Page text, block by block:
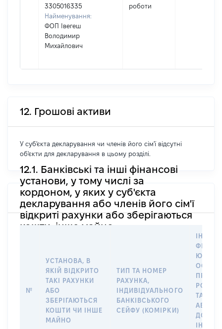
3305016335
Найменування:
ФОП Івегеш
Володимир
Михайлович
роботи
12. Грошові активи
У суб'єкта декларування чи членів його сім'ї відсутні
об'єкти для декларування в цьому розділі.
12.1. Банківські та інші фінансові
установи, у тому числі за
кордоном, у яких у суб'єкта
декларування або членів його сім'ї
відкриті рахунки або зберігаються
кошти, інше майно
№
УСТАНОВА, В
ЯКІЙ ВІДКРИТО
ТАКІ РАХУНКИ
АБО
ЗБЕРІГАЮТЬСЯ
КОШТИ ЧИ ІНШЕ
МАЙНО
ТИП ТА НОМЕР
РАХУНКА,
ІНДИВІДУАЛЬНОГО
БАНКІВСЬКОГО
СЕЙФУ (КОМІРКИ)
ПРАВО
ТАКИМ
АБО
ДО